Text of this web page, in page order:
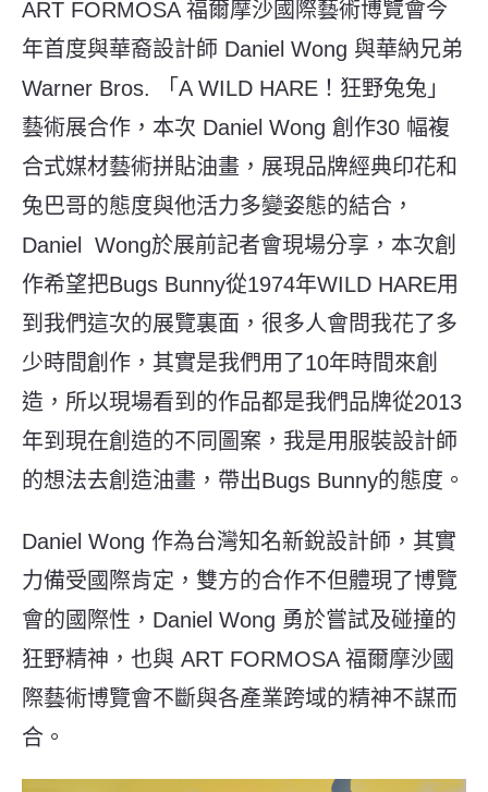
ART FORMOSA 福爾摩沙國際藝術博覽會今
年首度與華裔設計師 Daniel Wong 與華納兄弟
Warner Bros. 「A WILD HARE！狂野兔兔」
藝術展合作，本次 Daniel Wong 創作30 幅複
合式媒材藝術拼貼油畫，展現品牌經典印花和
兔巴哥的態度與他活力多變姿態的結合，
Daniel Wong於展前記者會現場分享，本次創
作希望把Bugs Bunny從1974年WILD HARE用
到我們這次的展覽裏面，很多人會問我花了多
少時間創作，其實是我們用了10年時間來創
造，所以現場看到的作品都是我們品牌從2013
年到現在創造的不同圖案，我是用服裝設計師
的想法去創造油畫，帶出Bugs Bunny的態度。
Daniel Wong 作為台灣知名新銳設計師，其實
力備受國際肯定，雙方的合作不但體現了博覽
會的國際性，Daniel Wong 勇於嘗試及碰撞的
狂野精神，也與 ART FORMOSA 福爾摩沙國
際藝術博覽會不斷與各產業跨域的精神不謀而
合。